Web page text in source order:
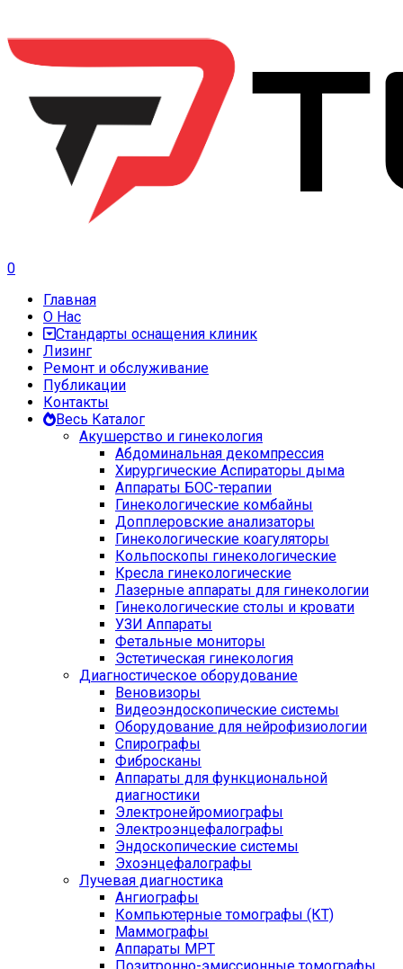
0
Главная
О Нас
Стандарты оснащения клиник
Лизинг
Ремонт и обслуживание
Публикации
Контакты
Весь Каталог
Акушерство и гинекология
Абдоминальная декомпрессия
Хирургические Аспираторы дыма
Аппараты БОС-терапии
Гинекологические комбайны
Допплеровские анализаторы
Гинекологические коагуляторы
Кольпоскопы гинекологические
Кресла гинекологические
Лазерные аппараты для гинекологии
Гинекологические столы и кровати
УЗИ Аппараты
Фетальные мониторы
Эстетическая гинекология
Диагностическое оборудование
Веновизоры
Видеоэндоскопические системы
Оборудование для нейрофизиологии
Спирографы
Фибросканы
Аппараты для функциональной
диагностики
Электронейромиографы
Электроэнцефалографы
Эндоскопические системы
Эхоэнцефалографы
Лучевая диагностика
Ангиографы
Компьютерные томографы (КТ)
Маммографы
Аппараты МРТ